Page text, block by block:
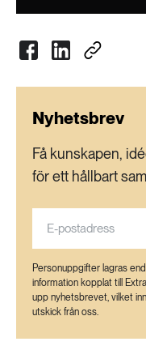
som kostnaderna
kommer med
vara 4 660
De människor
drabbas av
och
beroende av
invasiva
hör till
Författarna till
Nyhetsbrev
Få kunskapen,
för ett hållbart
Personuppgifter lagras
information kopplat till
upp nyhetsbrevet, vilket
utskick från oss.